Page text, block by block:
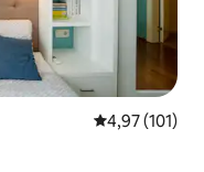
4,97 av 5 i
4,97 (101)